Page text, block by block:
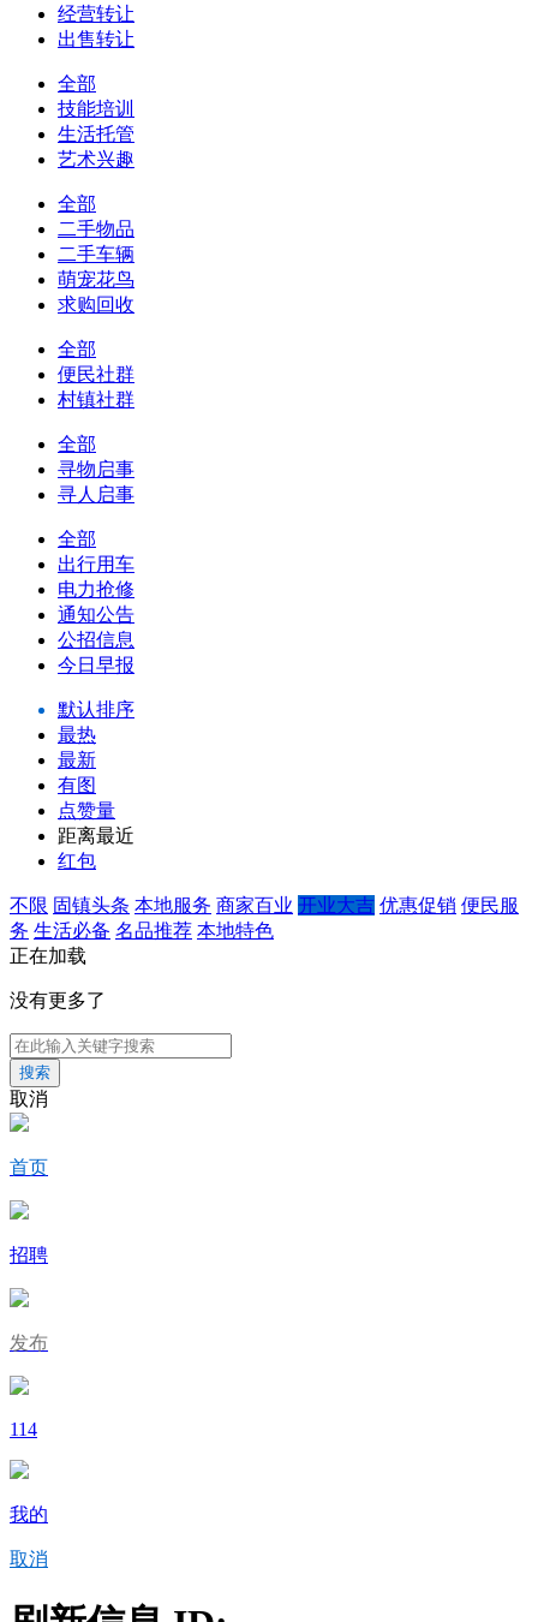
经营转让
出售转让
全部
技能培训
生活托管
艺术兴趣
全部
二手物品
二手车辆
萌宠花鸟
求购回收
全部
便民社群
村镇社群
全部
寻物启事
寻人启事
全部
出行用车
电力抢修
通知公告
公招信息
今日早报
默认排序
最热
最新
有图
点赞量
距离最近
红包
不限 固镇头条 本地服务 商家百业 开业大吉 优惠促销 便民服
务 生活必备 名品推荐 本地特色
正在加载
没有更多了
搜索
取消
首页
招聘
发布
114
我的
取消